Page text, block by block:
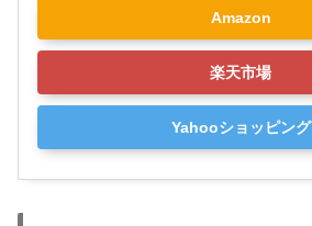
Amazon
楽天市場
Yahooショッピング